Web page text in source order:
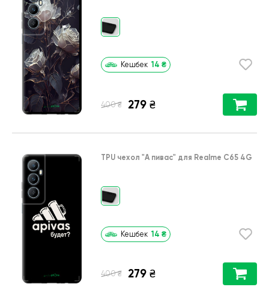
Кешбек 14 ₴
400 ₴ 279 ₴
TPU чехол "А пивас" для Realme C65 4G
Кешбек 14 ₴
400 ₴ 279 ₴